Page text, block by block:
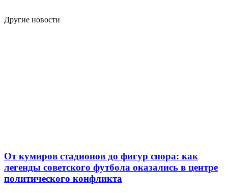
Другие новости
От кумиров стадионов до фигур спора: как
легенды советского футбола оказались в центре
политического конфликта